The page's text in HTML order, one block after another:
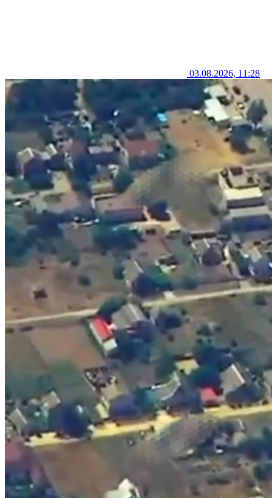
03.08.2026, 11:28